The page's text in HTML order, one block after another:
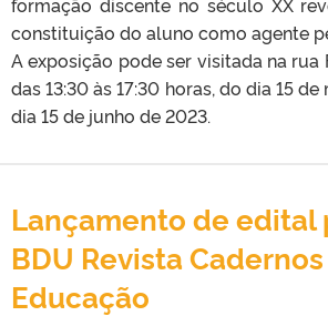
constituição do aluno como agente
A exposição pode ser visitada na rua
das 13:30 às 17:30 horas, do dia 15
dia 15 de junho de 2023.
Lançamento de edital
BDU Revista
Educação